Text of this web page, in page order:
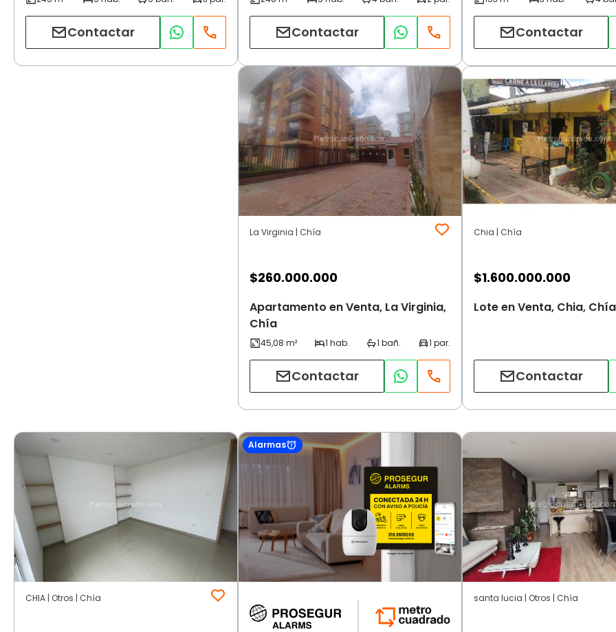
Contactar Contactar Contactar
La Virginia | Chía
$260.000.000
Apartamento en Venta, La Virginia,
Chía
Contactar
Chia | Chía
$1.600.000.000
Lote en Venta, Chia, Chía
Contactar
CHIA | Otros | Chía
Alarmas
santa lucia | Otros | Chía